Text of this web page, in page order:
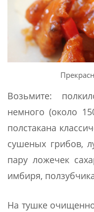
Возьмите:
немного (около
полстакана
сушеных грибов,
пару ложечек
имбиря,
На тушке